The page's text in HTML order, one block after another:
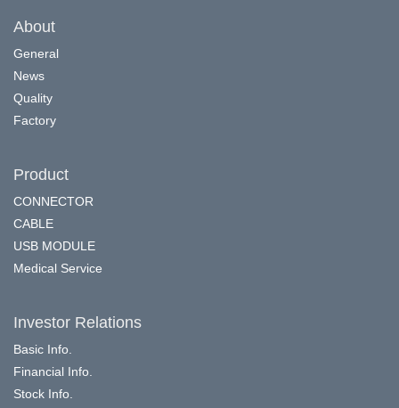
About
General
News
Quality
Factory
Product
CONNECTOR
CABLE
USB MODULE
Medical Service
Investor Relations
Basic Info.
Financial Info.
Stock Info.